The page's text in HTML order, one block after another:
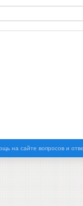
на сайте вопросов и